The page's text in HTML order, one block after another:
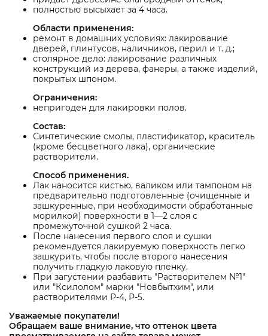
полностью высыхает за 4 часа.
Области применения:
ремонт в домашних условиях: лакирование
дверей, плинтусов, наличников, перил и т. д.;
столярное дело: лакирование различных
конструкций из дерева, фанеры, а также изделий,
покрытых шпоном.
Ограничения:
непригоден для лакировки полов.
Состав:
Синтетические смолы, пластификатор, краситель
(кроме бесцветного лака), органические
растворители.
Способ применения.
Лак наносится кистью, валиком или тампоном на
предварительно подготовленные (очищенные и
зашкуренные, при необходимости обработанные
морилкой) поверхности в 1—2 слоя с
промежуточной сушкой 2 часа.
После нанесения первого слоя и сушки
рекомендуется лакируемую поверхность легко
зашкурить, чтобы после второго нанесения
получить гладкую лаковую пленку.
При загустении разбавить "Растворителем №1"
или "Ксилолом" марки "Новбытхим", или
растворителями Р-4, Р-5.
Уважаемые покупатели!
Обращаем ваше внимание, что оттенок цвета